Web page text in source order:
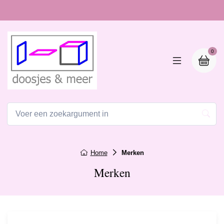
0
Home Merken
Merken